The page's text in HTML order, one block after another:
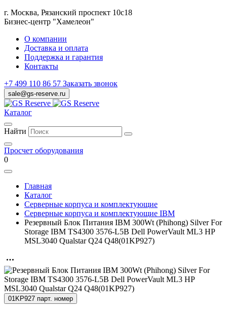
г. Москва, Рязанский проспект 10с18
Бизнес-центр "Хамелеон"
О компании
Доставка и оплата
Поддержка и гарантия
Контакты
+7 499 110 86 57 Заказать звонок
sale@gs-reserve.ru
Каталог
Найти
Просчет оборудования
0
Главная
Каталог
Серверные корпуса и комплектующие
Серверные корпуса и комплектующие IBM
Резервный Блок Питания IBM 300Wt (Phihong) Silver For
Storage IBM TS4300 3576-L5B Dell PowerVault ML3 HP
MSL3040 Qualstar Q24 Q48(01KP927)
01KP927 парт. номер